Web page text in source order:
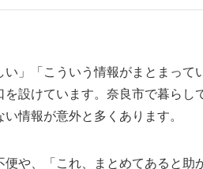
い」「こういう情報がまとまっ
設けています。奈良市で暮らし
情報が意外と多くあります。
や、「これ、まとめてあると